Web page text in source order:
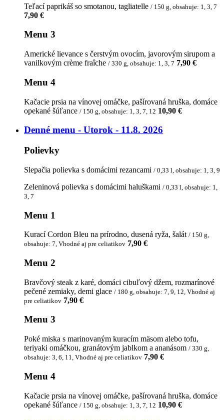
Teľací paprikáš so smotanou, tagliatelle / 150 g, obsahuje: 1, 3, 7
7,90 €
Menu 3
Americké lievance s čerstvým ovocím, javorovým sirupom a
vanilkovým crème fraîche / 330 g, obsahuje: 1, 3, 7 7,90 €
Menu 4
Kačacie prsia na vínovej omáčke, pašírovaná hruška, domáce
opekané šúľance / 150 g, obsahuje: 1, 3, 7, 12 10,90 €
Denné menu - Utorok - 11.8. 2026
Polievky
Slepačia polievka s domácimi rezancami / 0,33 l, obsahuje: 1, 3, 9
Zeleninová polievka s domácimi haluškami / 0,33 l, obsahuje: 1,
3, 7
Menu 1
Kurací Cordon Bleu na prírodno, dusená ryža, šalát / 150 g,
obsahuje: 7, Vhodné aj pre celiatikov 7,90 €
Menu 2
Bravčový steak z karé, domáci cibuľový džem, rozmarínové
pečené zemiaky, demi glace / 180 g, obsahuje: 7, 9, 12, Vhodné aj
pre celiatikov 7,90 €
Menu 3
Poké miska s marinovaným kuracím mäsom alebo tofu,
teriyaki omáčkou, granátovým jablkom a ananásom / 330 g,
obsahuje: 3, 6, 11, Vhodné aj pre celiatikov 7,90 €
Menu 4
Kačacie prsia na vínovej omáčke, pašírovaná hruška, domáce
opekané šúľance / 150 g, obsahuje: 1, 3, 7, 12 10,90 €